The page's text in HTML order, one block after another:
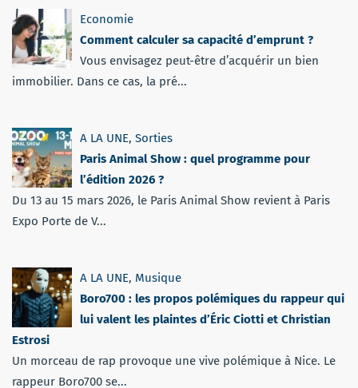
Economie
Comment calculer sa capacité d’emprunt ?
Vous envisagez peut-être d’acquérir un bien
immobilier. Dans ce cas, la pré...
A LA UNE, Sorties
Paris Animal Show : quel programme pour
l’édition 2026 ?
Du 13 au 15 mars 2026, le Paris Animal Show revient à Paris
Expo Porte de V...
A LA UNE, Musique
Boro700 : les propos polémiques du rappeur qui
lui valent les plaintes d’Éric Ciotti et Christian
Estrosi
Un morceau de rap provoque une vive polémique à Nice. Le
rappeur Boro700 se...